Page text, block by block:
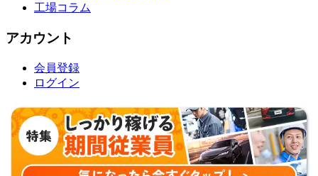
工場コラム
アカウント
会員登録
ログイン